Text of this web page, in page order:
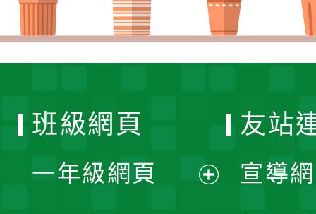
班級網頁
一年級網頁
友站
宣導